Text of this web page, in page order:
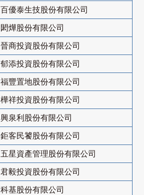
百優泰生技股份有限公司
閎燁股份有限公司
晉商投資股份有限公司
郁添投資股份有限公司
福豐置地股份有限公司
樺祥投資股份有限公司
興泉利股份有限公司
鉅客民饕股份有限公司
五星資產管理股份有限公司
君毅投資股份有限公司
科基股份有限公司